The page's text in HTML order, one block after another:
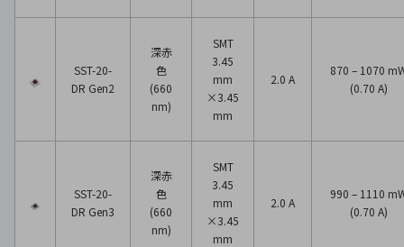
SST-20-
DR Gen2
深赤
色
(660
nm)
SMT
3.45
mm
×3.45
mm
2.0 A
870 – 1070
(0.70 A)
SST-20-
DR Gen3
深赤
色
(660
nm)
SMT
3.45
mm
×3.45
mm
2.0 A
990 – 1110
(0.70 A)